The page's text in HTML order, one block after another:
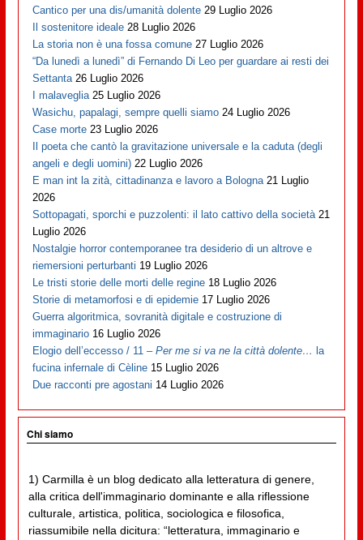
Cantico per una dis/umanità dolente 29 Luglio 2026
Il sostenitore ideale 28 Luglio 2026
La storia non è una fossa comune 27 Luglio 2026
“Da lunedì a lunedì” di Fernando Di Leo per guardare ai resti dei
Settanta 26 Luglio 2026
I malaveglia 25 Luglio 2026
Wasichu, papalagi, sempre quelli siamo 24 Luglio 2026
Case morte 23 Luglio 2026
Il poeta che cantò la gravitazione universale e la caduta (degli
angeli e degli uomini) 22 Luglio 2026
E man int la zità, cittadinanza e lavoro a Bologna 21 Luglio
2026
Sottopagati, sporchi e puzzolenti: il lato cattivo della società 21
Luglio 2026
Nostalgie horror contemporanee tra desiderio di un altrove e
riemersioni perturbanti 19 Luglio 2026
Le tristi storie delle morti delle regine 18 Luglio 2026
Storie di metamorfosi e di epidemie 17 Luglio 2026
Guerra algoritmica, sovranità digitale e costruzione di
immaginario 16 Luglio 2026
Elogio dell’eccesso / 11 –Per me si va ne la città dolente… la
fucina infernale di Cèline 15 Luglio 2026
Due racconti pre agostani 14 Luglio 2026
Chi siamo
1) Carmilla è un blog dedicato alla letteratura di genere,
alla critica dell'immaginario dominante e alla riflessione
culturale, artistica, politica, sociologica e filosofica,
riassumibile nella dicitura: “letteratura, immaginario e